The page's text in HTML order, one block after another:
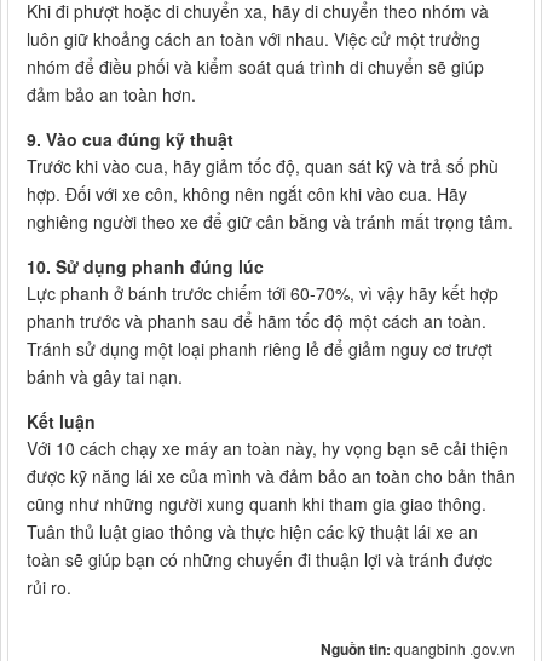
Khi đi phượt hoặc di chuyển xa, hãy di chuyển theo nhóm và
luôn giữ khoảng cách an toàn với nhau. Việc cử một trưởng
nhóm để điều phối và kiểm soát quá trình di chuyển sẽ giúp
đảm bảo an toàn hơn.
9. Vào cua đúng kỹ thuật
Trước khi vào cua, hãy giảm tốc độ, quan sát kỹ và trả số phù
hợp. Đối với xe côn, không nên ngắt côn khi vào cua. Hãy
nghiêng người theo xe để giữ cân bằng và tránh mất trọng tâm.
10. Sử dụng phanh đúng lúc
Lực phanh ở bánh trước chiếm tới 60-70%, vì vậy hãy kết hợp
phanh trước và phanh sau để hãm tốc độ một cách an toàn.
Tránh sử dụng một loại phanh riêng lẻ để giảm nguy cơ trượt
bánh và gây tai nạn.
Kết luận
Với 10 cách chạy xe máy an toàn này, hy vọng bạn sẽ cải thiện
được kỹ năng lái xe của mình và đảm bảo an toàn cho bản thân
cũng như những người xung quanh khi tham gia giao thông.
Tuân thủ luật giao thông và thực hiện các kỹ thuật lái xe an
toàn sẽ giúp bạn có những chuyến đi thuận lợi và tránh được
rủi ro.
Nguồn tin: quangbinh .gov.vn